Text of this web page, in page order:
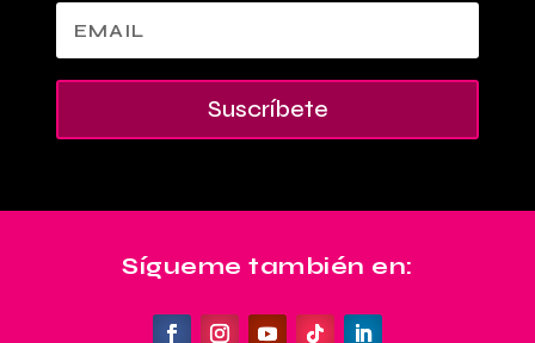
Suscríbete
Sígueme también en: